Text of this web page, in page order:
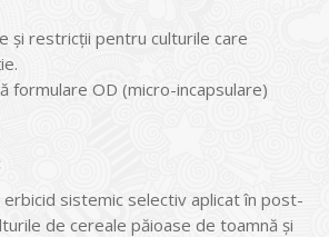
și restricții pentru culturile care
formulare OD (micro-incapsulare)
sistemic selectiv aplicat în post-
de cereale păioase de toamnă şi